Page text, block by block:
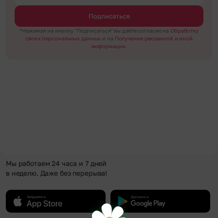
Подписаться
*Нажимая на кнопку "Подписаться" вы даёте согласие на Обработку
своих персональных данных и на Получение рекламной и иной
информации.
Мы работаем 24 часа и 7 дней
в неделю. Даже без перерыва!